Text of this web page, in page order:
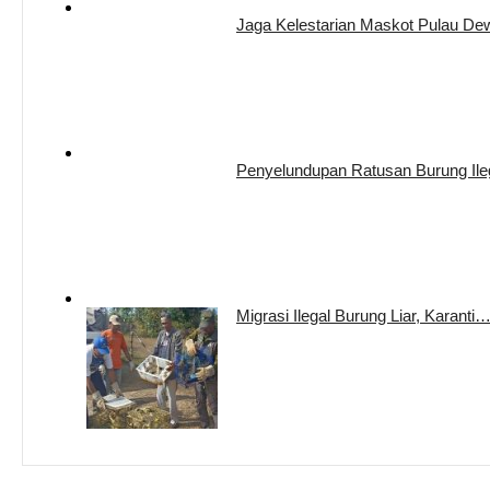
Jaga Kelestarian Maskot Pulau
Penyelundupan Ratusan Burung
Migrasi Ilegal Burung Liar, Karanti…